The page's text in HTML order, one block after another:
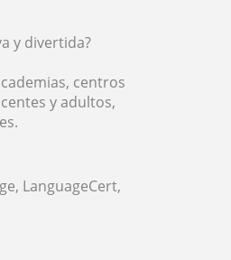
y divertida?
centros
y adultos,
LanguageCert,